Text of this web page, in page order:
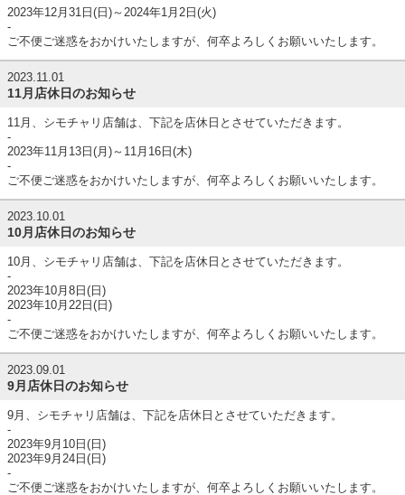
2023年12月31日(日)～2024年1月2日(火)
-
ご不便ご迷惑をおかけいたしますが、何卒よろしくお願いいたします。
2023.11.01
11月店休日のお知らせ
11月、シモチャリ店舗は、下記を店休日とさせていただきます。
-
2023年11月13日(月)～11月16日(木)
-
ご不便ご迷惑をおかけいたしますが、何卒よろしくお願いいたします。
2023.10.01
10月店休日のお知らせ
10月、シモチャリ店舗は、下記を店休日とさせていただきます。
-
2023年10月8日(日)
2023年10月22日(日)
-
ご不便ご迷惑をおかけいたしますが、何卒よろしくお願いいたします。
2023.09.01
9月店休日のお知らせ
9月、シモチャリ店舗は、下記を店休日とさせていただきます。
-
2023年9月10日(日)
2023年9月24日(日)
-
ご不便ご迷惑をおかけいたしますが、何卒よろしくお願いいたします。